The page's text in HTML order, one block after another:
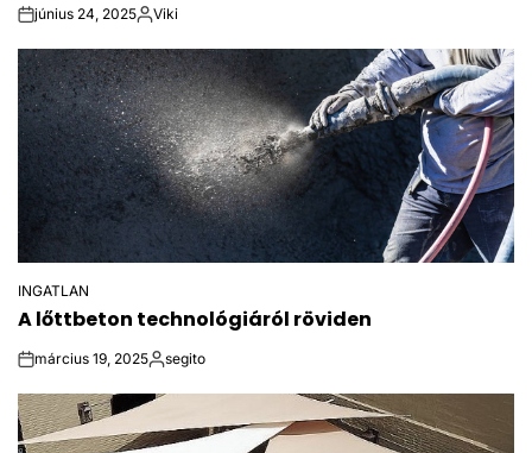
onjúnius 24, 2025Közzétette
Viki
POSTED
IN
INGATLAN
A lőttbeton technológiáról röviden
onmárcius 19, 2025Közzétette
segito